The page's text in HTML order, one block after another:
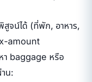
สูจน์ได้ (ที่พัก, อาหาร,
amount
า baggage หรือ
น: